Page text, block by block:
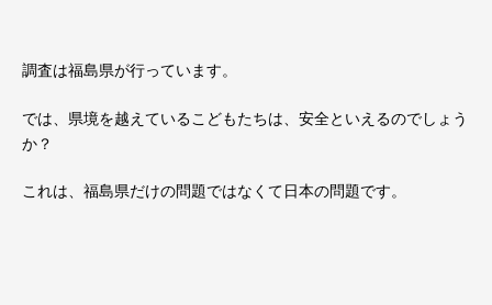
調査は福島県が行っています。
では、県境を越えているこどもたちは、安全といえるのでしょう
か？
これは、福島県だけの問題ではなくて日本の問題です。